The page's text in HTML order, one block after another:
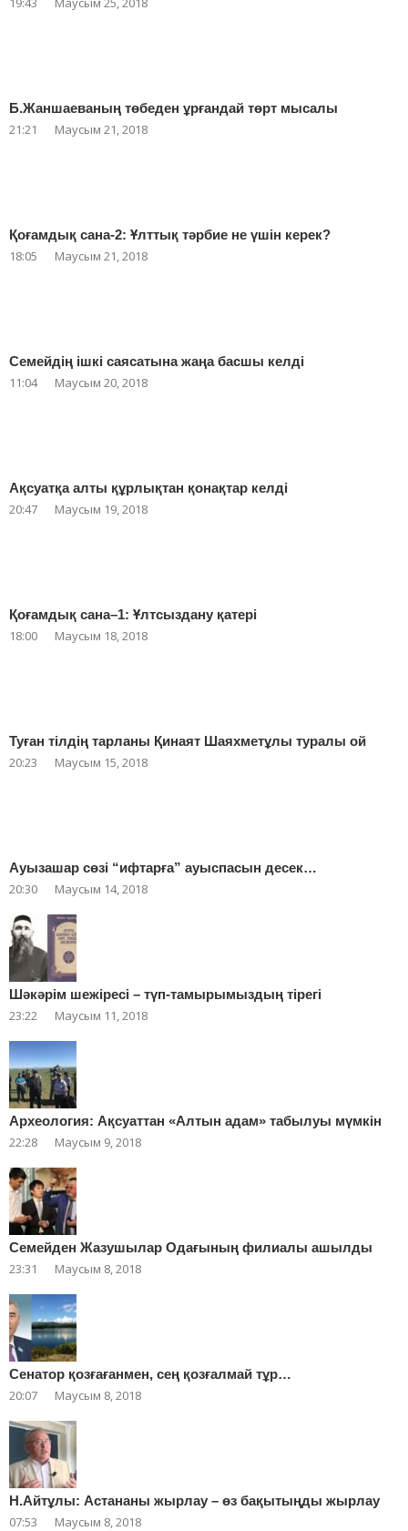
Б.Жаншаеваның төбеден ұрғандай төрт мысалы
21:21 Маусым 21, 2018
Қоғамдық сана-2: Ұлттық тәрбие не үшін керек?
18:05 Маусым 21, 2018
Семейдің ішкі саясатына жаңа басшы келді
11:04 Маусым 20, 2018
Ақсуатқа алты құрлықтан қонақтар келді
20:47 Маусым 19, 2018
Қоғамдық сана–1: Ұлтсыздану қатері
18:00 Маусым 18, 2018
Туған тілдің тарланы Қинаят Шаяхметұлы туралы ой
20:23 Маусым 15, 2018
Ауызашар сөзі “ифтарға” ауыспасын десек…
20:30 Маусым 14, 2018
Шәкәрім шежіресі – түп-тамырымыздың тірегі
23:22 Маусым 11, 2018
Археология: Ақсуаттан «Алтын адам» табылуы мүмкін
22:28 Маусым 9, 2018
Cемейден Жазушылар Одағының филиалы ашылды
23:31 Маусым 8, 2018
Сенатор қозғағанмен, сең қозғалмай тұр…
20:07 Маусым 8, 2018
Н.Айтұлы: Астананы жырлау – өз бақытыңды жырлау
07:53 Маусым 8, 2018